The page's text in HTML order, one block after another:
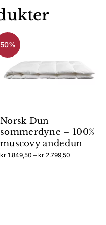
50%
Norsk Dun
sommerdyne – 100%
muscovy andedun
kr 1.849,50 – kr 2.799,50